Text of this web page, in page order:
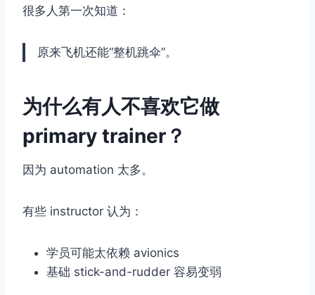
很多人第一次知道：
原来飞机还能“整机跳伞”。
为什么有人不喜欢它做
primary trainer？
因为 automation 太多。
有些 instructor 认为：
学员可能太依赖 avionics
基础 stick-and-rudder 容易变弱